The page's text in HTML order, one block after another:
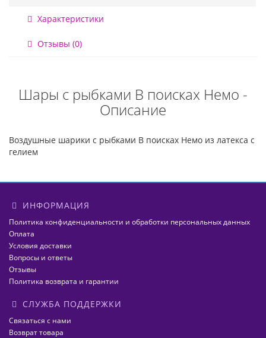
Характеристики
Отзывы (0)
Шары с рыбками В поисках Немо -
Описание
Воздушные шарики с рыбками В поисках Немо из латекса с
гелием
ИНФОРМАЦИЯ
Политика конфиденциальности и обработки персональных данных
Оплата
Условия доставки
Вопросы и ответы
Отзывы
Политика возврата и гарантии
СЛУЖБА ПОДДЕРЖКИ
Связаться с нами
Возврат товара